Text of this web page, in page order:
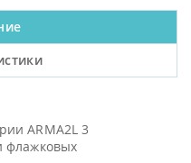
ARMA2L 3
флажковых